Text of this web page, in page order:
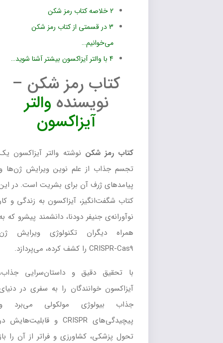
خلاصه کتاب رمز شکن
در قسمتی از کتاب رمز شکن
می‌خوانیم…
با والتر آیزاکسون بیشتر آشنا شوید…
کتاب رمز شکن –
نویسندهوالتر
آیزاکسون
کتاب رمز شکننوشته والتر آیزاکسون یک
تجسم جذاب از علم نوین ویرایش ژن‌ها و
پیامدهای ژرف آن برای بشریت است. در این
کتاب شگفت‌انگیز، آیزاکسون به زندگی و کار
نوآورانه‌ی جنیفر دودنا، دانشمند پیشرو که به
همراه دیگران تکنولوژی ویرایش ژن
CRISPR-Cas9 را کشف کرده، می‌پردازد.
با تحقیق دقیق و داستان‌سرایی جذاب،
آیزاکسون خوانندگان را به سفری در دنیای
جذاب بیولوژی مولکولی می‌برد و
پیچیدگی‌های CRISPR و قابلیت‌هایش در
تحول پزشکی، کشاورزی و فراتر از آن را باز